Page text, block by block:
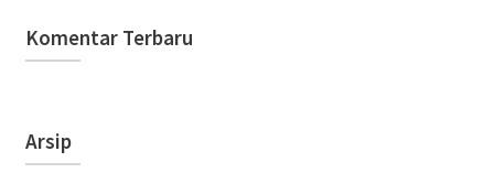
Komentar Terbaru
Arsip